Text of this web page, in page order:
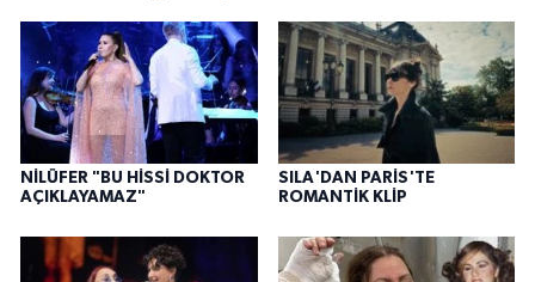
NİLÜFER "BU HİSSİ DOKTOR
AÇIKLAYAMAZ"
SILA'DAN PARİS'TE
ROMANTİK KLİP